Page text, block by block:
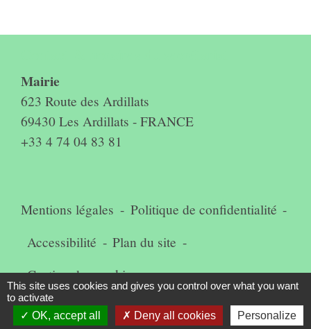
Mairie
623 Route des Ardillats
69430 Les Ardillats - FRANCE
+33 4 74 04 83 81
Mentions légales - Politique de confidentialité -
Accessibilité - Plan du site -
Gestion des cookies
Site créé en partenariat avec Réseau des Communes
This site uses cookies and gives you control over what you want
to activate
OK, accept all
Deny all cookies Personalize